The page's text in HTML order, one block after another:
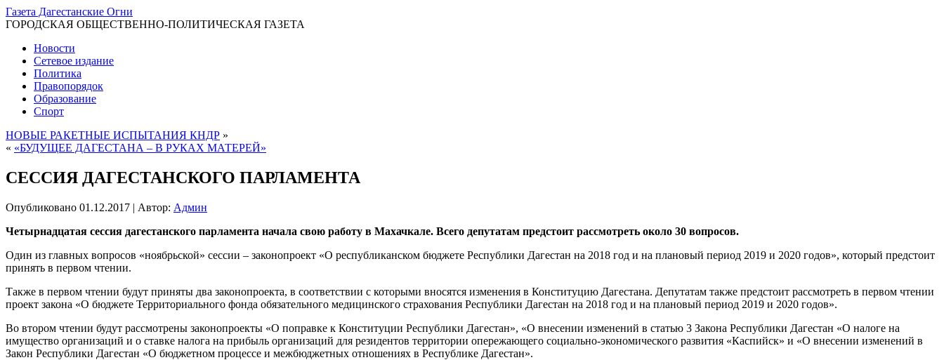
Газета Дагестанские Огни
ГОРОДСКАЯ ОБЩЕСТВЕННО-ПОЛИТИЧЕСКАЯ ГАЗЕТА
Новости
Сетевое издание
Политика
Правопорядок
Образование
Спорт
НОВЫЕ РАКЕТНЫЕ ИСПЫТАНИЯ КНДР »
« «БУДУЩЕЕ ДАГЕСТАНА – В РУКАХ МАТЕРЕЙ»
СЕССИЯ ДАГЕСТАНСКОГО ПАРЛАМЕНТА
Опубликовано 01.12.2017 | Автор: Админ
Четырнадцатая сессия дагестанского парламента начала свою работу в Махачкале. Всего депутатам предстоит рассмотреть около 30 вопросов.
Один из главных вопросов «ноябрьской» сессии – законопроект «О республиканском бюджете Республики Дагестан на 2018 год и на плановый период 2019 и 2020 годов», который предстоит
принять в первом чтении.
Также в первом чтении будут приняты два законопроекта, в соответствии с которыми вносятся изменения в Конституцию Дагестана. Депутатам также предстоит рассмотреть в первом чтении
проект закона «О бюджете Территориального фонда обязательного медицинского страхования Республики Дагестан на 2018 год и на плановый период 2019 и 2020 годов».
Во втором чтении будут рассмотрены законопроекты «О поправке к Конституции Республики Дагестан», «О внесении изменений в статью 3 Закона Республики Дагестан «О налоге на
имущество организаций и о ставке налога на прибыль организаций для резидентов территории опережающего социально-экономического развития «Каспийск» и «О внесении изменений в
Закон Республики Дагестан «О бюджетном процессе и межбюджетных отношениях в Республике Дагестан».